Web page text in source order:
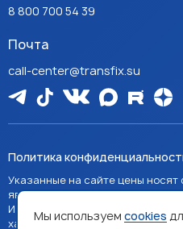
8 800 700 54 39
Почта
call-center@transfix.su
Политика
Указанные на сайте цены носят
являются публичной офертой,
Изображения товаров на сайте
характер и могут отличаться от
Мы используем cookies